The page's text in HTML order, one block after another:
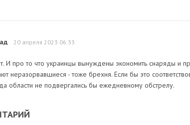
20 апреля 2023 06:33
И про то что украинцы вынуждены экономить снаряды и
неразорвавшиеся - тоже брехня. Если бы это
области не подвергались бы ежедневному обстрелу.